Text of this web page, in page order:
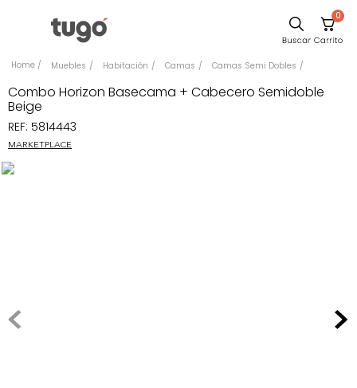
0
Muebles Habitación Camas Camas Semi Dobles
Combo Horizon Basecama + Cabecero Semidoble
Beige
REF: 5814443
MARKETPLACE
Comedor
Silla